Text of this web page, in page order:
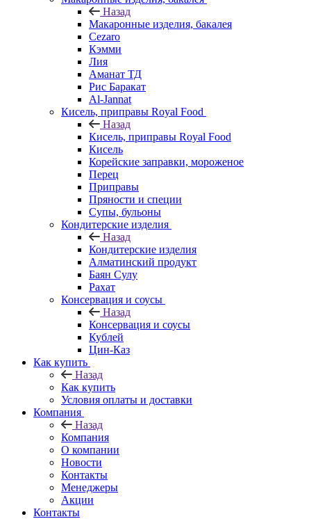
Назад
Макаронные изделия, бакалея
Cezaro
Кэмми
Лия
Аманат ТД
Рис Баракат
Al-Jannat
Кисель, приправы Royal Food
Назад
Кисель, приправы Royal Food
Кисель
Корейские заправки, мороженое
Перец
Приправы
Пряности и специи
Супы, бульоны
Кондитерские изделия
Назад
Кондитерские изделия
Алматинский продукт
Баян Сулу
Рахат
Консервация и соусы
Назад
Консервация и соусы
Кублей
Цин-Каз
Как купить
Назад
Как купить
Условия оплаты и доставки
Компания
Назад
Компания
О компании
Новости
Контакты
Менеджеры
Акции
Контакты